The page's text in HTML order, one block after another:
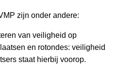
zijn onder andere:
van veiligheid op
en rotondes: veiligheid
staat hierbij voorop.